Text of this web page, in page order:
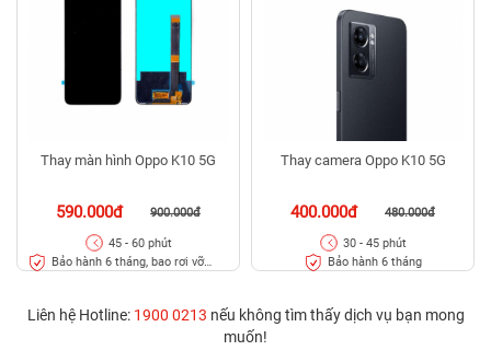
Thay màn hình Oppo K10 5G
590.000đ 900.000đ
45 - 60 phút
Bảo hành 6 tháng, bao rơi vỡ
Thay camera Oppo K10 5G
400.000đ 480.000đ
30 - 45 phút
Bảo hành 6 tháng
Liên hệ Hotline: 1900 0213 nếu không tìm thấy dịch vụ bạn mong
muốn!